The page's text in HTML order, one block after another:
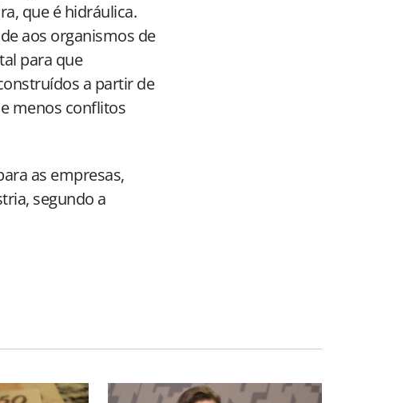
que é hidráulica.
aos organismos de
para que
a partir de
menos conflitos
as empresas,
segundo a